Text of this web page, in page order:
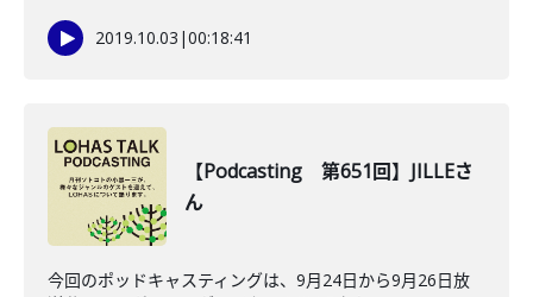
2019.10.03 |00:18:41
【Podcasting 第651回】JILLEさ
ん
今回のポッドキャスティングは、9月24日から9月26日放